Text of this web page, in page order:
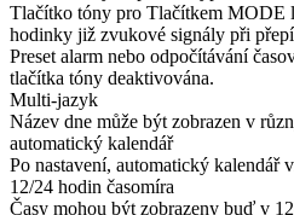
Tlačítko tóny pro Tlačítkem MODE
hodinky již zvukové signály při
Preset alarm nebo odpočítávání
tlačítka tóny deaktivována.
Multi-jazyk
Název dne může být zobrazen v
automatický kalendář
Po nastavení, automatický kalendář
12/24 hodin časomíra
Časy mohou být zobrazeny buď v